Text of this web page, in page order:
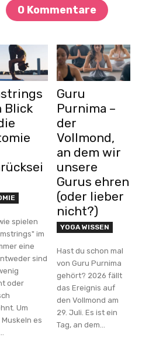
0 Kommentare
Blick
spielen
im
eine
sind
oder
Um
es
Guru
Purnima –
der
Vollmond,
an dem wir
unsere
Gurus ehren
(oder lieber
nicht?)
YOGA WISSEN
Hast du schon mal
von Guru Purnima
gehört? 2026 fällt
das Ereignis auf
den Vollmond am
29. Juli. Es ist ein
Tag, an dem...